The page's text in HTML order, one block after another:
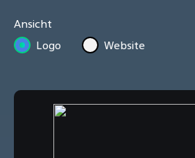
Ansicht
Logo
Website